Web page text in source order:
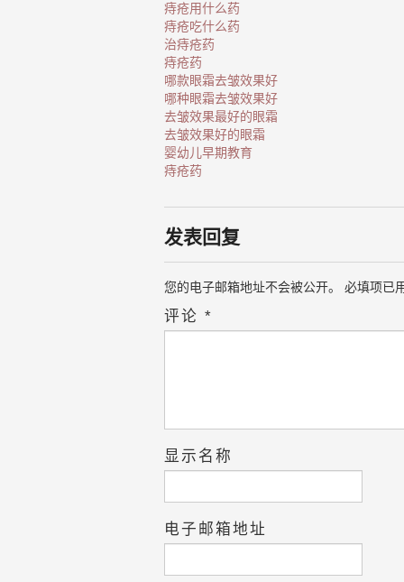
痔疮用什么药
痔疮吃什么药
治痔疮药
痔疮药
哪款眼霜去皱效果好
哪种眼霜去皱效果好
去皱效果最好的眼霜
去皱效果好的眼霜
婴幼儿早期教育
痔疮药
发表回复
您的电子邮箱地址不会被公开。 必填项已
评论 *
显示名称
电子邮箱地址